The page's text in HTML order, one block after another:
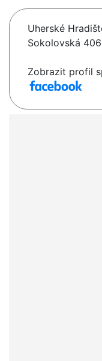
Uherské
Sokolovská 406
Zobrazit profil